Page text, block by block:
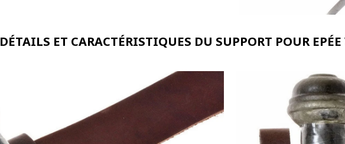
DÉTAILS ET CARACTÉRISTIQUES DU SUPPORT POUR